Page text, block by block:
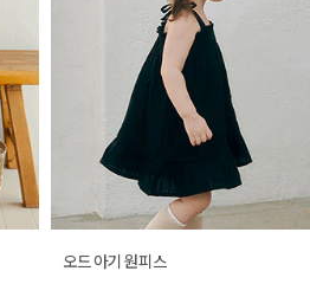
오드 아기 원피스